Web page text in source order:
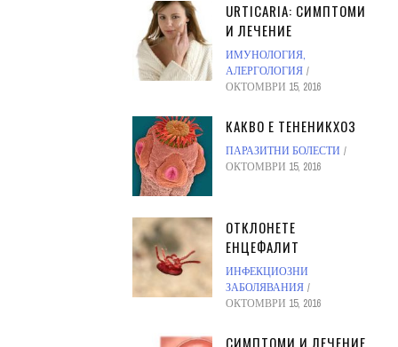
URTICARIA: СИМПТОМИ
И ЛЕЧЕНИЕ
ИМУНОЛОГИЯ,
АЛЕРГОЛОГИЯ
ОКТОМВРИ 15, 2016
КАКВО Е ТЕНЕНИКХОЗ
ПАРАЗИТНИ БОЛЕСТИ
ОКТОМВРИ 15, 2016
ОТКЛОНЕТЕ
ЕНЦЕФАЛИТ
ИНФЕКЦИОЗНИ
ЗАБОЛЯВАНИЯ
ОКТОМВРИ 15, 2016
СИМПТОМИ И ЛЕЧЕНИЕ